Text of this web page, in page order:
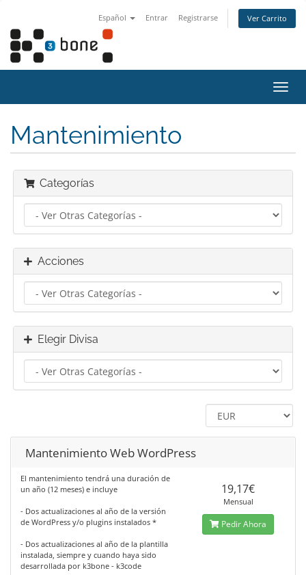
Español Entrar Registrarse Ver Carrito
Mantenimiento
Categorías
Acciones
Elegir Divisa
Mantenimiento Web WordPress
El mantenimiento tendrá una duración de
un año (12 meses) e incluye
- Dos actualizaciones al año de la versión
de WordPress y/o plugins instalados *
- Dos actualizaciones al año de la plantilla
instalada, siempre y cuando haya sido
desarrollada por k3bone - k3code
19,17€
Mensual
Pedir Ahora